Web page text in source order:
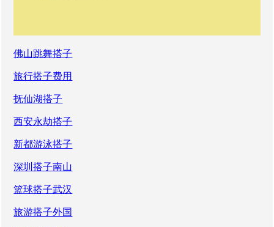
佛山跳舞搭子
旅行搭子费用
抚仙湖搭子
西安永劫搭子
新都游泳搭子
深圳搭子南山
篮球搭子武汉
旅游搭子外国